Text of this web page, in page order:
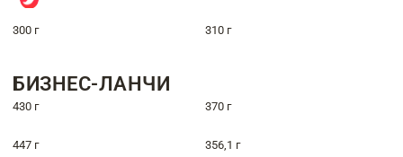
300 г 310 г
БИЗНЕС-ЛАНЧИ
430 г 370 г
447 г 356,1 г